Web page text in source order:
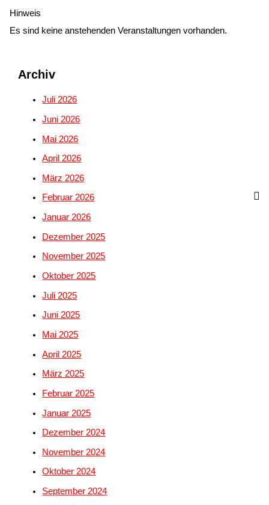
Hinweis
Es sind keine anstehenden Veranstaltungen vorhanden.
Archiv
Juli 2026
Juni 2026
Mai 2026
April 2026
März 2026
Februar 2026
Januar 2026
Dezember 2025
November 2025
Oktober 2025
Juli 2025
Juni 2025
Mai 2025
April 2025
März 2025
Februar 2025
Januar 2025
Dezember 2024
November 2024
Oktober 2024
September 2024